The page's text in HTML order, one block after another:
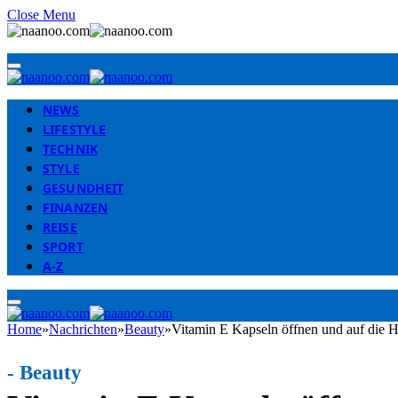
Close Menu
NEWS
LIFESTYLE
TECHNIK
STYLE
GESUNDHEIT
FINANZEN
REISE
SPORT
A-Z
Home»Nachrichten»Beauty»Vitamin E Kapseln öffnen und auf die
- Beauty